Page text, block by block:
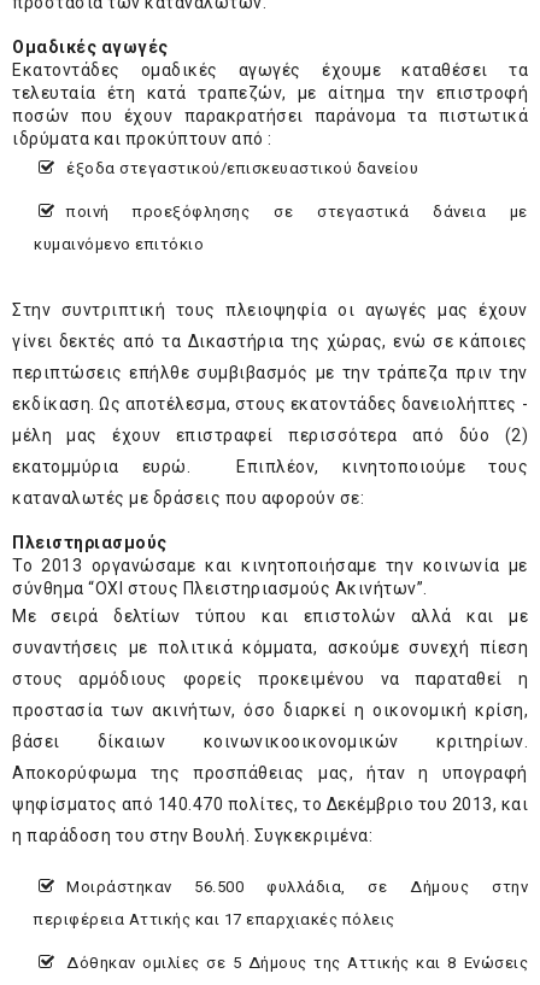
Ομαδικές αγωγές
Εκατοντάδες ομαδικές αγωγές έχουμε καταθέσει τα
τελευταία έτη κατά τραπεζών, με αίτημα την επιστροφή
ποσών που έχουν παρακρατήσει παράνομα τα πιστωτικά
ιδρύματα και προκύπτουν από :
έξοδα στεγαστικού/επισκευαστικού δανείου
ποινή προεξόφλησης σε στεγαστικά δάνεια με
κυμαινόμενο επιτόκιο
Στην συντριπτική τους πλειοψηφία οι αγωγές μας έχουν
γίνει δεκτές από τα Δικαστήρια της χώρας, ενώ σε κάποιες
περιπτώσεις επήλθε συμβιβασμός με την τράπεζα πριν την
εκδίκαση. Ως αποτέλεσμα, στους εκατοντάδες δανειολήπτες -
μέλη μας έχουν επιστραφεί περισσότερα από δύο (2)
εκατομμύρια ευρώ. Επιπλέον, κινητοποιούμε τους
καταναλωτές με δράσεις που αφορούν σε:
Πλειστηριασμούς
Το 2013 οργανώσαμε και κινητοποιήσαμε την κοινωνία με
σύνθημα “ΟΧΙ στους Πλειστηριασμούς Ακινήτων”.
Με σειρά δελτίων τύπου και επιστολών αλλά και με
συναντήσεις με πολιτικά κόμματα, ασκούμε συνεχή πίεση
στους αρμόδιους φορείς προκειμένου να παραταθεί η
προστασία των ακινήτων, όσο διαρκεί η οικονομική κρίση,
βάσει δίκαιων κοινωνικοοικονομικών κριτηρίων.
Αποκορύφωμα της προσπάθειας μας, ήταν η υπογραφή
ψηφίσματος από 140.470 πολίτες, το Δεκέμβριο του 2013, και
η παράδοση του στην Βουλή. Συγκεκριμένα:
Μοιράστηκαν 56.500 φυλλάδια, σε Δήμους στην
περιφέρεια Αττικής και 17 επαρχιακές πόλεις
Δόθηκαν ομιλίες σε 5 Δήμους της Αττικής και 8 Ενώσεις